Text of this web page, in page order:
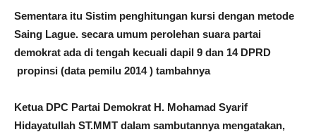
Sementara itu Sistim penghitungan kursi dengan metode
Saing Lague. secara umum perolehan suara partai
demokrat ada di tengah kecuali dapil 9 dan 14 DPRD
propinsi (data pemilu 2014 ) tambahnya
Ketua DPC Partai Demokrat H. Mohamad Syarif
Hidayatullah ST.MMT dalam sambutannya mengatakan,